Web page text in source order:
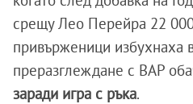
срещу Лео Перейра 22
привърженици избухнаха
преразглеждане с ВАР
заради игра с ръка.